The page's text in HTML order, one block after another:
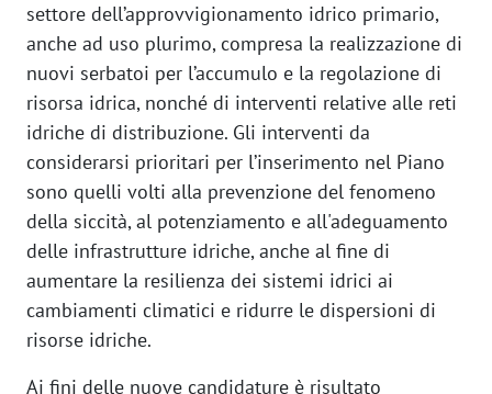
settore dell’approvvigionamento idrico primario,
anche ad uso plurimo, compresa la realizzazione di
nuovi serbatoi per l’accumulo e la regolazione di
risorsa idrica, nonché di interventi relative alle reti
idriche di distribuzione. Gli interventi da
considerarsi prioritari per l’inserimento nel Piano
sono quelli volti alla prevenzione del fenomeno
della siccità, al potenziamento e all'adeguamento
delle infrastrutture idriche, anche al fine di
aumentare la resilienza dei sistemi idrici ai
cambiamenti climatici e ridurre le dispersioni di
risorse idriche.
Ai fini delle nuove candidature è risultato